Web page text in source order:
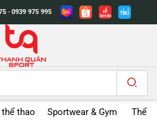
- 0939 975 995
thể thao Sportwear & Gym Thể